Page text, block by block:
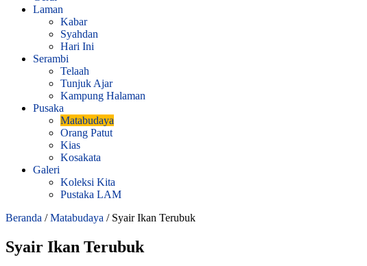
Laman
Kabar
Syahdan
Hari Ini
Serambi
Telaah
Tunjuk Ajar
Kampung Halaman
Pusaka
Matabudaya
Orang Patut
Kias
Kosakata
Galeri
Koleksi Kita
Pustaka LAM
Beranda / Matabudaya / Syair Ikan Terubuk
Syair Ikan Terubuk